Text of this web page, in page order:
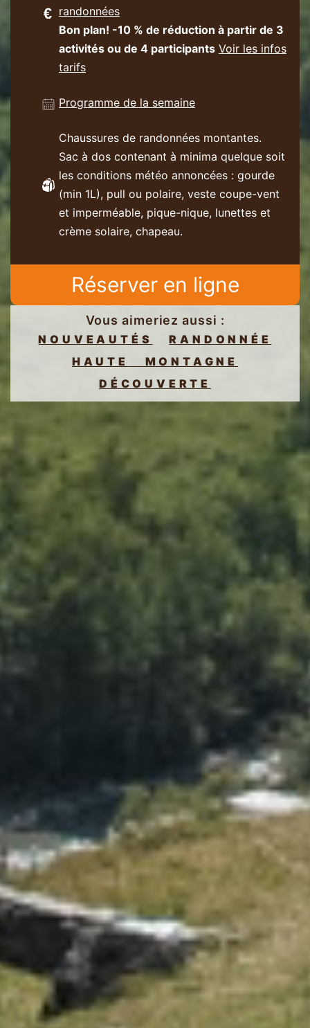
randonnées
Bon plan! -10 % de réduction à partir de 3
activités ou de 4 participants Voir les infos
tarifs
Programme de la semaine
Chaussures de randonnées montantes.
Sac à dos contenant à minima quelque soit
les conditions météo annoncées : gourde
(min 1L), pull ou polaire, veste coupe-vent
et imperméable, pique-nique, lunettes et
crème solaire, chapeau.
Réserver en ligne
Vous aimeriez aussi :
NOUVEAUTÉS
RANDONNÉE
HAUTE MONTAGNE
DÉCOUVERTE